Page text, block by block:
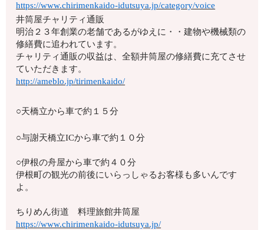
https://www.chirimenkaido-idutsuya.jp/category/voice
井筒屋チャリティ通販
明治２３年創業の老舗であるがゆえに・・建物や機械類の
修繕費に追われています。
チャリティ通販の収益は、全額井筒屋の修繕費に充てさせ
ていただきます。
http://ameblo.jp/tirimenkaido/
○天橋立から車で約１５分
○与謝天橋立ICから車で約１０分
○伊根の舟屋から車で約４０分
伊根町の観光の前後にいらっしゃるお客様も多いんです
よ。
ちりめん街道 料理旅館井筒屋
https://www.chirimenkaido-idutsuya.jp/